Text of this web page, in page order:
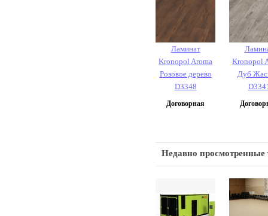
Ламинат
Kronopol Aroma
Розовое дерево
D3348
Договорная
Kronopol
Дуб
Недавно просмотренные